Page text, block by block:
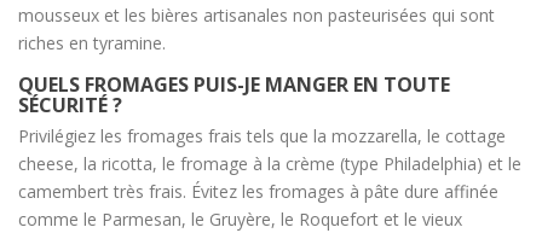
mousseux et les bières artisanales non pasteurisées qui sont
riches en tyramine.
QUELS FROMAGES PUIS-JE MANGER EN TOUTE
SÉCURITÉ ?
Privilégiez les fromages frais tels que la mozzarella, le cottage
cheese, la ricotta, le fromage à la crème (type Philadelphia) et le
camembert très frais. Évitez les fromages à pâte dure affinée
comme le Parmesan, le Gruyère, le Roquefort et le vieux